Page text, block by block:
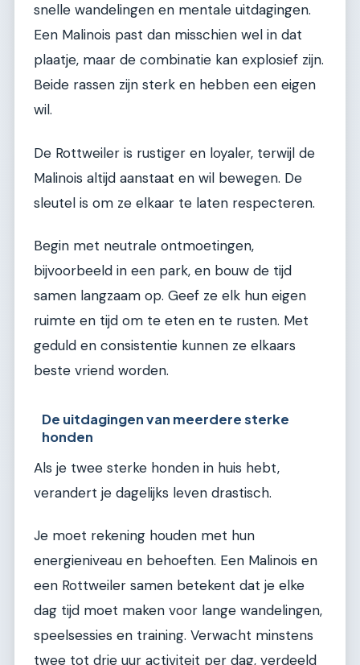
snelle wandelingen en mentale uitdagingen.
Een Malinois past dan misschien wel in dat
plaatje, maar de combinatie kan explosief zijn.
Beide rassen zijn sterk en hebben een eigen
wil.
De Rottweiler is rustiger en loyaler, terwijl de
Malinois altijd aanstaat en wil bewegen. De
sleutel is om ze elkaar te laten respecteren.
Begin met neutrale ontmoetingen,
bijvoorbeeld in een park, en bouw de tijd
samen langzaam op. Geef ze elk hun eigen
ruimte en tijd om te eten en te rusten. Met
geduld en consistentie kunnen ze elkaars
beste vriend worden.
De uitdagingen van meerdere sterke
honden
Als je twee sterke honden in huis hebt,
verandert je dagelijks leven drastisch.
Je moet rekening houden met hun
energieniveau en behoeften. Een Malinois en
een Rottweiler samen betekent dat je elke
dag tijd moet maken voor lange wandelingen,
speelsessies en training. Verwacht minstens
twee tot drie uur activiteit per dag, verdeeld